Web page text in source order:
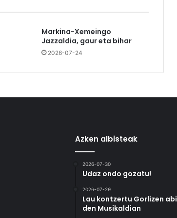
Markina-Xemeingo
Jazzaldia, gaur eta bihar
2026-07-24
Azken albisteak
2026-07-30
Udaz ondo gozatu!
2026-07-29
Lau kontzertu Gorlizen
den Musikaldian